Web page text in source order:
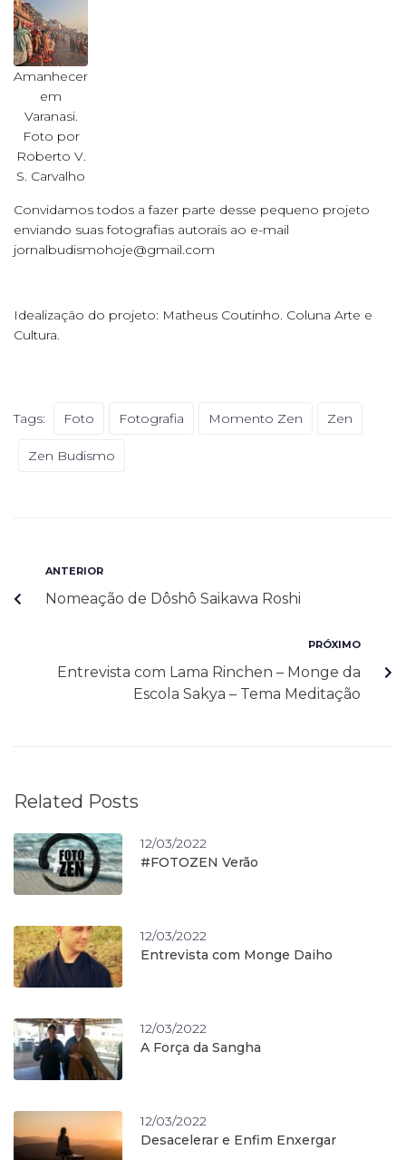
Amanhecer
em
Varanasi.
Foto por
Roberto V.
S. Carvalho
Convidamos todos a fazer parte desse pequeno projeto
enviando suas fotografias autorais ao e-mail
jornalbudismohoje@gmail.com
Idealização do projeto: Matheus Coutinho. Coluna Arte e
Cultura.
Tags: Foto Fotografia Momento Zen Zen
Zen Budismo
ANTERIOR
Nomeação de Dôshô Saikawa Roshi
PRÓXIMO
Entrevista com Lama Rinchen – Monge da
Escola Sakya – Tema Meditação
Related Posts
12/03/2022
#FOTOZEN Verão
12/03/2022
Entrevista com Monge Daiho
12/03/2022
A Força da Sangha
12/03/2022
Desacelerar e Enfim Enxergar